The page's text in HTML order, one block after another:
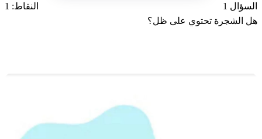
السؤال 1
النقاط: 1
هل الشجرة تحتوي على ظل؟